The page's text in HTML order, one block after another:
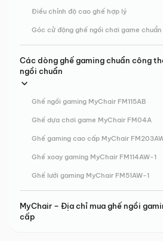
Điều chỉnh độ cao ghế hợp lý
Góc cử động ghế ngồi chơi game chuẩn
Các dòng ghế gaming chuẩn công
ngồi chuẩn
Ghế ngồi gaming MyChair FM115AB
Ghế dựa chơi game MyChair FM04A
Ghế gaming cao cấp MyChair
Ghế xoay gaming MyChair FM114AW-1
Ghế lưới gaming MyChair FM51AW-1
MyChair – Địa chỉ mua ghế ngồi
cấp